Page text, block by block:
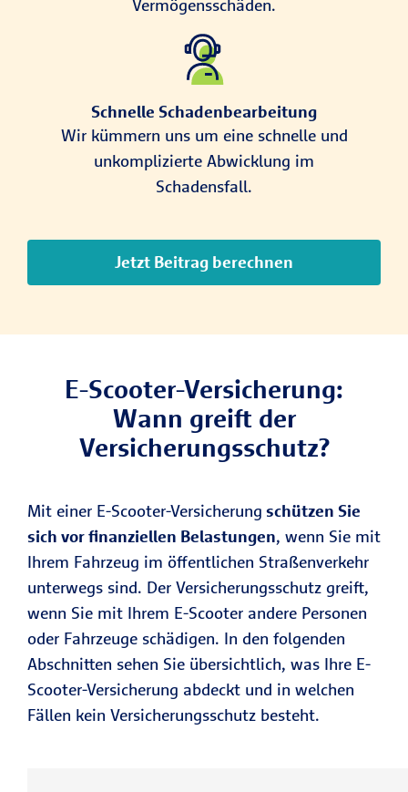
Vermögensschäden.
Schnelle Schadenbearbeitung
Wir kümmern uns um eine schnelle und
unkomplizierte Abwicklung im
Schadensfall.
Jetzt Beitrag berechnen
E-Scooter-Versicherung:
Wann greift der
Versicherungsschutz?
Mit einer E-Scooter-Versicherung schützen Sie
sich vor finanziellen Belastungen, wenn Sie mit
Ihrem Fahrzeug im öffentlichen Straßenverkehr
unterwegs sind. Der Versicherungsschutz greift,
wenn Sie mit Ihrem E-Scooter andere Personen
oder Fahrzeuge schädigen. In den folgenden
Abschnitten sehen Sie übersichtlich, was Ihre E-
Scooter-Versicherung abdeckt und in welchen
Fällen kein Versicherungsschutz besteht.